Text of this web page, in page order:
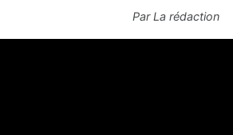
ParLa rédaction